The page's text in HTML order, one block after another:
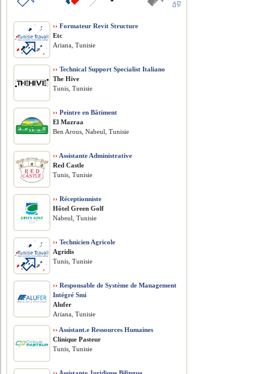
›› Formateur Revit Structure
Etc
Ariana, Tunisie
›› Technical Support Specialist Italiano
The Hive
Tunis, Tunisie
›› Peintre en Bâtiment
El Mazraa
Ben Arous, Nabeul, Tunisie
›› Assistante Administrative
Red Castle
Tunis, Tunisie
›› Réceptionniste
Hôtel Green Golf
Nabeul, Tunisie
›› Technicien Agricole
Agridis
Tunis, Tunisie
›› Responsable de Système de Management
Intégré Smi
Alufer
Ariana, Tunisie
›› Assistant.e Ressources Humaines
Clinique Pasteur
Tunis, Tunisie